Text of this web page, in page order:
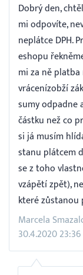
Dobrý den,
mi odpovíte,
neplátce DPH.
eshopu
mi za ně
vrácenízobží
sumy odpadne
částku než co
si já musím
stanu plátcem
se z toho
vzápětí zpět),
které zůstanou
Marcela
30.4.2020 23:36